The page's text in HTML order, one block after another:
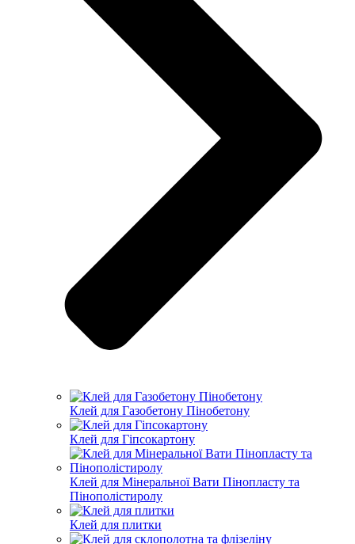
Клей для Газобетону Пінобетону
Клей для Гіпсокартону
Клей для Мінеральної Вати Пінопласту та
Пінополістиролу
Клей для плитки